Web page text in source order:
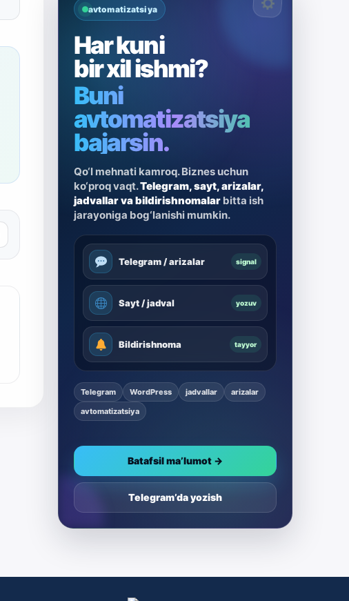
avtomatizatsiya
Har kuni
bir xil ishmi?
Buni
avtomatizatsiya
bajarsin.
Qo‘l mehnati kamroq. Biznes uchun
ko‘proq vaqt.Telegram, sayt, arizalar,
jadvallar va bildirishnomalar bitta ish
jarayoniga bog‘lanishi mumkin.
Telegram / arizalar signal
Sayt / jadval yozuv
Bildirishnoma tayyor
Telegram WordPress jadvallar
arizalar
avtomatizatsiya
Batafsil ma’lumot →
Telegram’da yozish